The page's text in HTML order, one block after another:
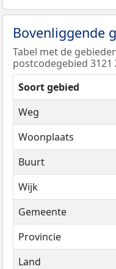
Bovenliggende
Tabel met de
postcodegebied 3121
Soort gebied
Weg
Woonplaats
Buurt
Wijk
Gemeente
Provincie
Land